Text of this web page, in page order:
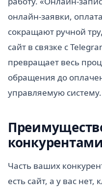
онлайн-заявки,
сокращают ручной
сайт в связке с
превращает весь
обращения до
управляемую систему.
конкурентами
Часть ваших
есть сайт, а у вас